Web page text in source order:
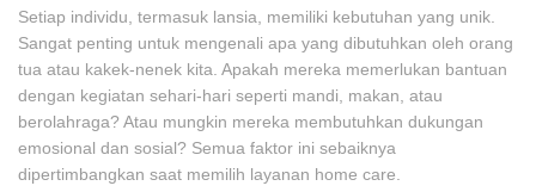
Setiap individu, termasuk lansia, memiliki kebutuhan yang unik.
Sangat penting untuk mengenali apa yang dibutuhkan oleh orang
tua atau kakek-nenek kita. Apakah mereka memerlukan bantuan
dengan kegiatan sehari-hari seperti mandi, makan, atau
berolahraga? Atau mungkin mereka membutuhkan dukungan
emosional dan sosial? Semua faktor ini sebaiknya
dipertimbangkan saat memilih layanan home care.